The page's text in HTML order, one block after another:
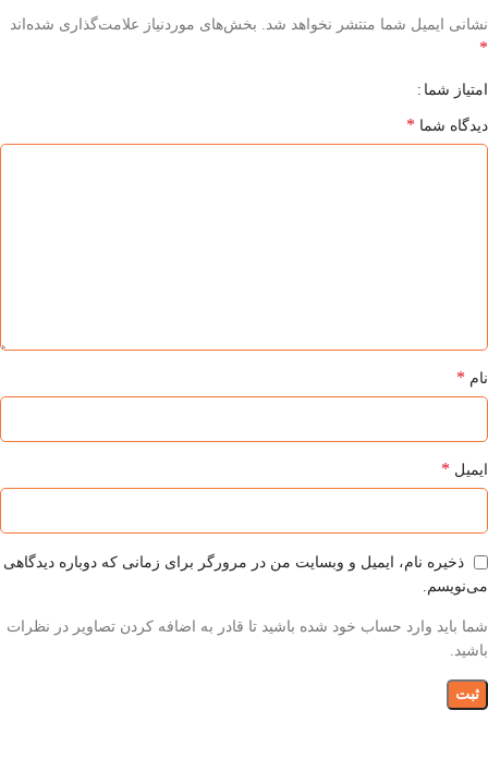
نشانی ایمیل شما منتشر نخواهد شد. بخش‌های موردنیاز علامت‌گذاری شده‌اند
*
امتیاز شما
دیدگاه شما *
نام *
ایمیل *
ذخیره نام، ایمیل و وبسایت من در مرورگر برای زمانی که دوباره دیدگاهی
می‌نویسم.
شما باید وارد حساب خود شده باشید تا قادر به اضافه کردن تصاویر در نظرات
باشید.